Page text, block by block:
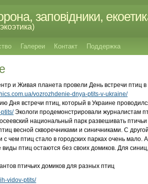
заповідники,
Галереи Контакт Поддержка
и Живая планета провели День встречи птиц
vozrozhdenie-dnya-ptits-v-ukraine/
Дня встречи птиц, который в Украине
Экологи продемонстрировали журналистам
национальный парк развешивать
весной скворечниками и синичниками. С
с чем птиц стало в городских парках очень мало.
птиц остаются без своих домиков. Для синиц,
птичьих домиков для разных птиц
vidov-ptits/